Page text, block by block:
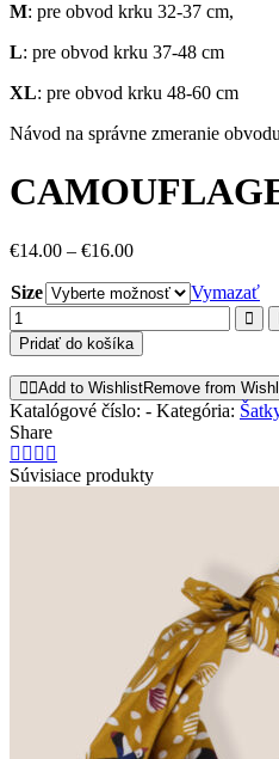
M: pre obvod krku 32-37 cm,
L: pre obvod krku 37-48 cm
XL: pre obvod krku 48-60 cm
Návod na správne zmeranie
€14.00 – €16.00
Size
Vymazať
množstvo
CAMOUFLAGE
šatka
Pridať do košíka
Add to WishlistRemove from
Katalógové číslo: - Kategória:
Share
Súvisiace produkty